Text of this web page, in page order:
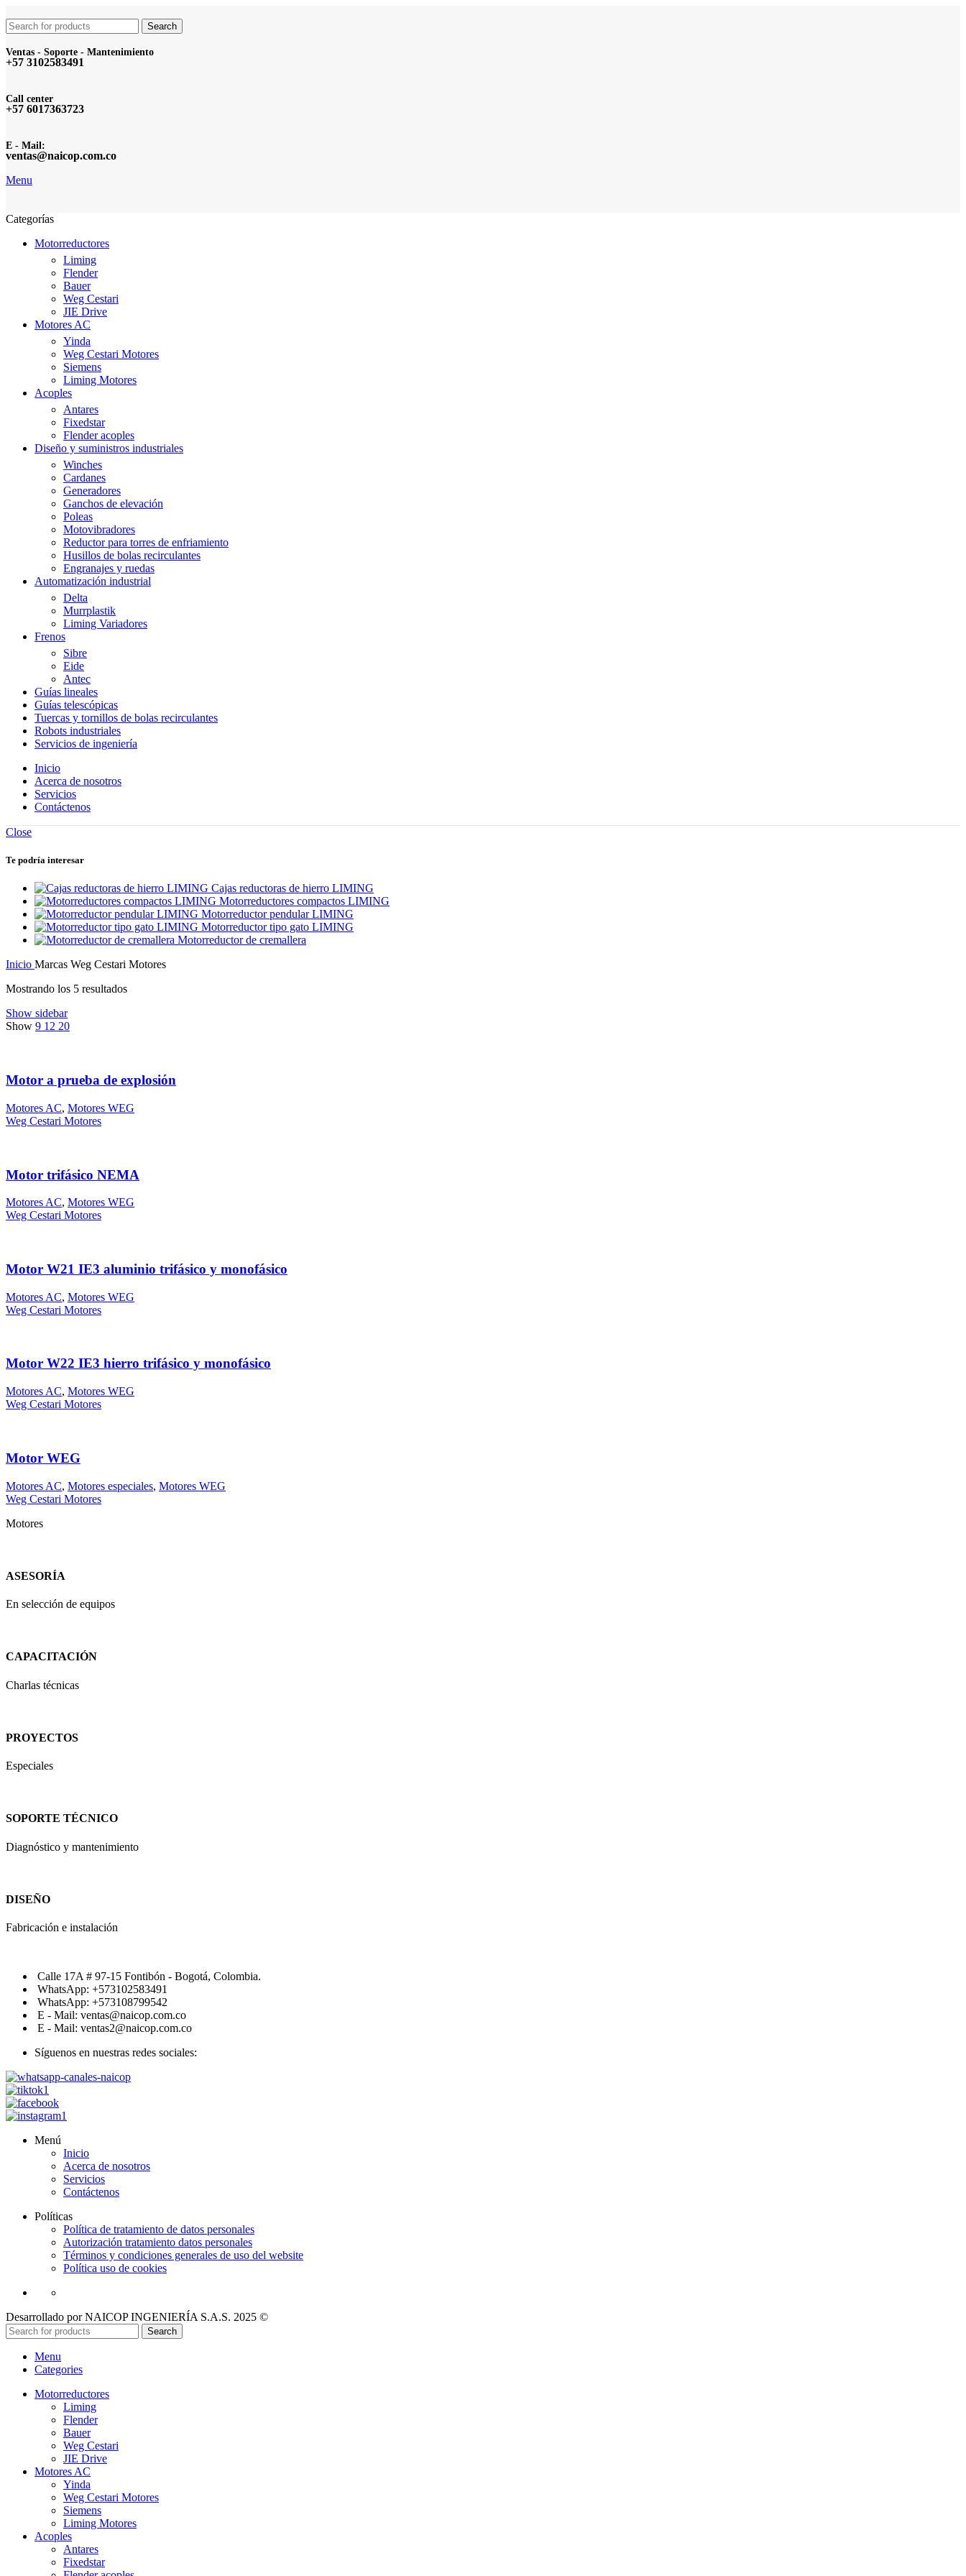
Search
Ventas - Soporte - Mantenimiento
+57 3102583491
Call center
+57 6017363723
E - Mail:
ventas@naicop.com.co
Menu
Categorías
Motorreductores
Liming
Flender
Bauer
Weg Cestari
JIE Drive
Motores AC
Yinda
Weg Cestari Motores
Siemens
Liming Motores
Acoples
Antares
Fixedstar
Flender acoples
Diseño y suministros industriales
Winches
Cardanes
Generadores
Ganchos de elevación
Poleas
Motovibradores
Reductor para torres de enfriamiento
Husillos de bolas recirculantes
Engranajes y ruedas
Automatización industrial
Delta
Murrplastik
Liming Variadores
Frenos
Sibre
Eide
Antec
Guías lineales
Guías telescópicas
Tuercas y tornillos de bolas recirculantes
Robots industriales
Servicios de ingeniería
Inicio
Acerca de nosotros
Servicios
Contáctenos
Close
Te podría interesar
Cajas reductoras de hierro LIMING
Motorreductores compactos LIMING
Motorreductor pendular LIMING
Motorreductor tipo gato LIMING
Motorreductor de cremallera
Inicio Marcas Weg Cestari Motores
Mostrando los 5 resultados
Show sidebar
Show 9 12 20
Motor a prueba de explosión
Motores AC, Motores WEG
Weg Cestari Motores
Motor trifásico NEMA
Motores AC, Motores WEG
Weg Cestari Motores
Motor W21 IE3 aluminio trifásico y monofásico
Motores AC, Motores WEG
Weg Cestari Motores
Motor W22 IE3 hierro trifásico y monofásico
Motores AC, Motores WEG
Weg Cestari Motores
Motor WEG
Motores AC, Motores especiales, Motores WEG
Weg Cestari Motores
Motores
ASESORÍA
En selección de equipos
CAPACITACIÓN
Charlas técnicas
PROYECTOS
Especiales
SOPORTE TÉCNICO
Diagnóstico y mantenimiento
DISEÑO
Fabricación e instalación
Calle 17A # 97-15 Fontibón - Bogotá, Colombia.
WhatsApp: +573102583491
WhatsApp: +573108799542
E - Mail: ventas@naicop.com.co
E - Mail: ventas2@naicop.com.co
Síguenos en nuestras redes sociales:
Menú
Inicio
Acerca de nosotros
Servicios
Contáctenos
Políticas
Política de tratamiento de datos personales
Autorización tratamiento datos personales
Términos y condiciones generales de uso del website
Política uso de cookies
Desarrollado por NAICOP INGENIERÍA S.A.S. 2025 ©
Search
Menu
Categories
Motorreductores
Liming
Flender
Bauer
Weg Cestari
JIE Drive
Motores AC
Yinda
Weg Cestari Motores
Siemens
Liming Motores
Acoples
Antares
Fixedstar